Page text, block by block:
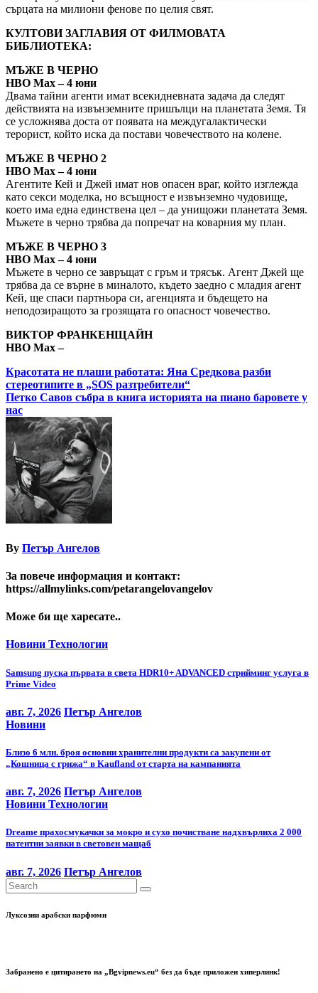
сърцата на милиони фенове по целия свят.
КУЛТОВИ ЗАГЛАВИЯ ОТ ФИЛМОВАТА
БИБЛИОТЕКА:
МЪЖЕ В ЧЕРНО
HBO Max – 4 юни
Двама тайни агенти имат всекидневната задача да следят
действията на извънземните пришълци на планетата Земя. Тя
се усложнява доста от появата на междугалактически
терорист, който иска да постави човечеството на колене.
МЪЖЕ В ЧЕРНО 2
HBO Max – 4 юни
Агентите Кей и Джей имат нов опасен враг, който изглежда
като секси моделка, но всъщност е извънземно чудовище,
което има една единствена цел – да унищожи планетата Земя.
Мъжете в черно трябва да попречат на коварния му план.
МЪЖЕ В ЧЕРНО 3
HBO Max – 4 юни
Mъжете в черно се завръщат с гръм и трясък. Агент Джей ще
трябва да се върне в миналото, където заедно с младия агент
Кей, ще спаси партньора си, агенцията и бъдещето на
неподозиращото за грозящата го опасност човечество.
ВИКТОР ФРАНКЕНЩАЙН
HBO Max –
Навигация
Красотата не плаши работата: Яна Средкова разби
стереотипите в „SOS разтребители“
Петко Савов събра в книга историята на пиано баровете у
нас
By Петър Ангелов
За повече информация и контакт:
https://allmylinks.com/petarangelovangelov
Може би ще харесате..
Новини Технологии
Samsung пуска първата в света HDR10+ ADVANCED стрийминг услуга в
Prime Video
авг. 7, 2026 Петър Ангелов
Новини
Близо 6 млн. броя основни хранителни продукти са закупени от
„Кошница с грижа“ в Kaufland от старта на кампанията
авг. 7, 2026 Петър Ангелов
Новини Технологии
Dreame прахосмукачки за мокро и сухо почистване надхвърлиха 2 000
патентни заявки в световен мащаб
авг. 7, 2026 Петър Ангелов
Луксозни арабски парфюми
Забранено е цитирането на „Bgvipnews.eu“ без да бъде приложен хиперлинк!